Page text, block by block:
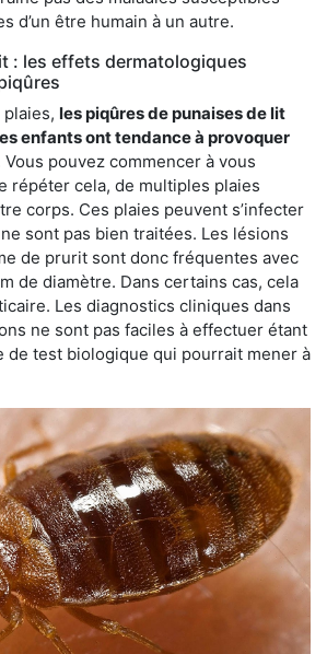
d’un être humain à un autre.
: les effets dermatologiques
les piqûres de punaises de lit
enfants ont tendance à provoquer
Vous pouvez commencer à vous
répéter cela, de multiples plaies
corps. Ces plaies peuvent s’infecter
sont pas bien traitées. Les lésions
de prurit sont donc fréquentes avec
de diamètre. Dans certains cas, cela
Les diagnostics cliniques dans
ne sont pas faciles à effectuer étant
de test biologique qui pourrait mener à